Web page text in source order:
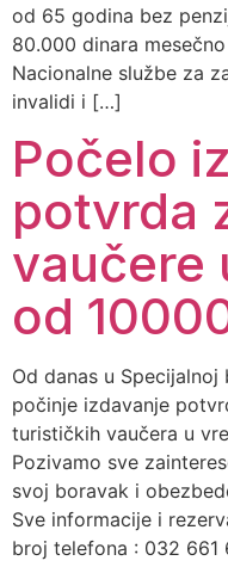
od 65 godina bez
80.000 dinara
Nacionalne službe za
invalidi i […]
Počelo
potvrda
vaučere
od
Od danas u
počinje izdavanje
turističkih vaučera u
Pozivamo sve
svoj boravak i
Sve informacije i
broj telefona : 032